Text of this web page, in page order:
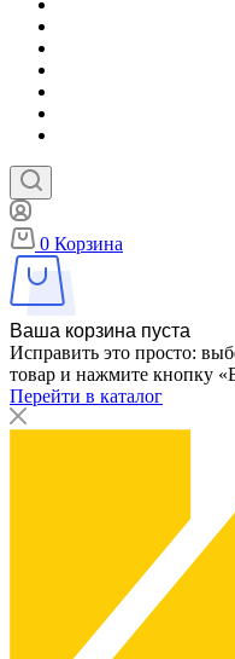
0 Корзина
Ваша корзина пуста
Исправить это просто:
товар и нажмите кнопку
Перейти в каталог